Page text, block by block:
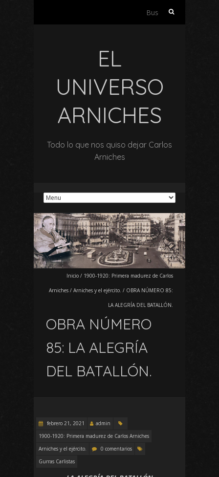
Buscar:
EL
UNIVERSO
ARNICHES
Todo lo que nos quiso dejar Carlos
Arniches
Inicio / 1900-1920: Primera madurez de Carlos
Arniches / Arniches y el ejército. / OBRA NÚMERO 85:
LA ALEGRÍA DEL BATALLÓN.
OBRA NÚMERO
85: LA ALEGRÍA
DEL BATALLÓN.
febrero 21, 2021
admin
1900-1920: Primera madurez de Carlos Arniches
Arniches y el ejército.
0 comentarios
Gurras Carlistas